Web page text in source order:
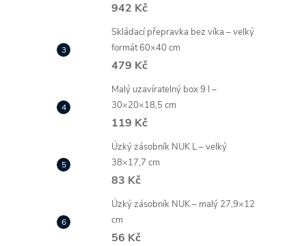
942 Kč
Skládací přepravka bez víka – velký
formát 60×40 cm
479 Kč
Malý uzavíratelný box 9 l –
30×20×18,5 cm
119 Kč
Úzký zásobník NUK L – velký
38×17,7 cm
83 Kč
Úzký zásobník NUK – malý 27,9×12
cm
56 Kč